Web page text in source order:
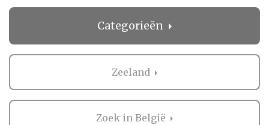
Categorieën
Zeeland
Zoek in België